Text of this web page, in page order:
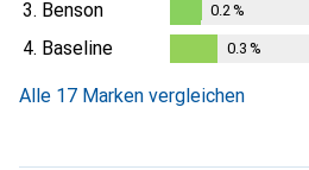
3. Benson
0.2%
0.2%
4. Baseline 0.3 %
Alle 17 Marken vergleichen